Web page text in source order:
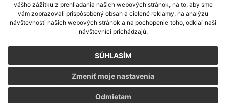
vášho zážitku z prehliadania našich webových stránok, na to, aby sme
vám zobrazovali prispôsobený obsah a cielené reklamy, na analýzu
návštevnosti našich webových stránok a na pochopenie toho, odkiaľ naši
návštevníci prichádzajú.
SÚHLASÍM
Odmietam
Zmeniť moje nastavenia
využite možnosť získavania aktuálnych informácií s využitím RSS
CMS systém (redakčný) systém ECHELON 2,Mapa stránok,web portál
webex.digital, s.r.o.,domény,registrácia domény
Posledná aktualizácia:07.08.2026
Vytlačiť stránku|Vyhlásenie o prístupnosti